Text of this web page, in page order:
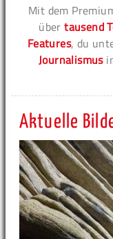
Mit dem
übertausend
Features, du
Journalismus
Aktuelle